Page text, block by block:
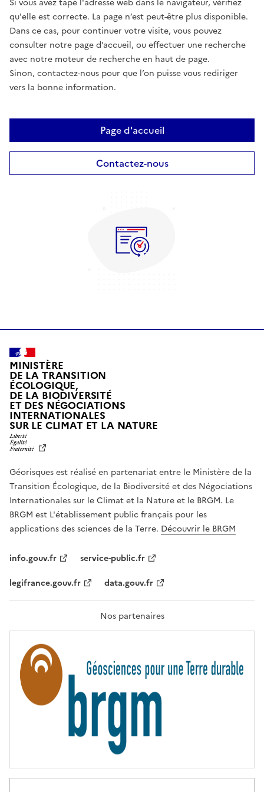
Si vous avez tapé l'adresse web dans le navigateur, vérifiez
qu'elle est correcte. La page n’est peut-être plus disponible.
Dans ce cas, pour continuer votre visite, vous pouvez
consulter notre page d’accueil, ou effectuer une recherche
avec notre moteur de recherche en haut de page.
Sinon, contactez-nous pour que l’on puisse vous rediriger
vers la bonne information.
Page d'accueil
Contactez-nous
MINISTÈRE
DE LA TRANSITION
ÉCOLOGIQUE,
DE LA BIODIVERSITÉ
ET DES NÉGOCIATIONS
INTERNATIONALES
SUR LE CLIMAT ET LA NATUREL
T
É
,
É
G
A
L
F
A
T
R
T
É
Géorisques est réalisé en partenariat entre le Ministère de la
Transition Écologique, de la Biodiversité et des Négociations
Internationales sur le Climat et la Nature et le BRGM. Le
BRGM est L'établissement public français pour les
applications des sciences de la Terre. Découvrir le BRGM
info.gouv.fr
service-public.fr
legifrance.gouv.fr
data.gouv.fr
Nos partenaires